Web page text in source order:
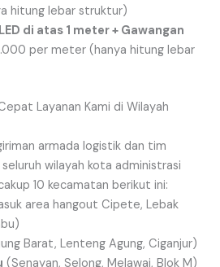
hitung lebar struktur)
di atas 1 meter + Gawangan
per meter (hanya hitung lebar
Layanan Kami di Wilayah
armada logistik dan tim
wilayah kota administrasi
10 kecamatan berikut ini:
area hangout Cipete, Lebak
Barat, Lenteng Agung, Ciganjur)
(Senayan, Selong, Melawai, Blok M)